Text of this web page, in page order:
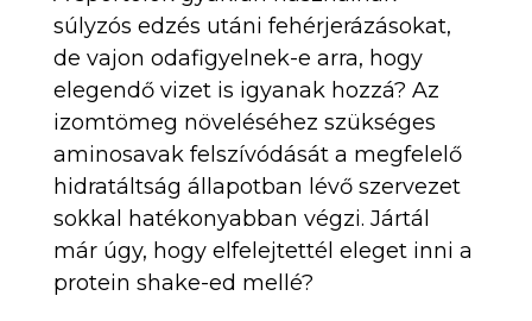
súlyzós edzés utáni fehérjerázásokat,
de vajon odafigyelnek-e arra, hogy
elegendő vizet is igyanak hozzá? Az
izomtömeg növeléséhez szükséges
aminosavak felszívódását a megfelelő
hidratáltság állapotban lévő szervezet
sokkal hatékonyabban végzi. Jártál
már úgy, hogy elfelejtettél eleget inni a
protein shake-ed mellé?